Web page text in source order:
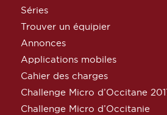
Séries
Trouver un équipier
Annonces
Applications mobiles
Cahier des charges
Challenge Micro d’Occitane
Challenge Micro d’Occitanie